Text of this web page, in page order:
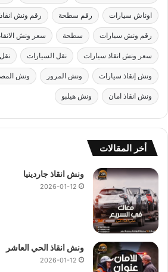
اوناش سيارات رقم سطحة رقم ونش
رقم ونش سيارات سطحة سعر ونش
سعر ونش انقاذ سيارات نقل السيارات
ونش إنقاذ سيارات ونش المرور ونش
ونش انقاذ امان ونش هيلبو
أخر المقالات
ونش انقاذ جاردينيا
2026-01-12
ونش انقاذ الحي العاشر
2026-01-12